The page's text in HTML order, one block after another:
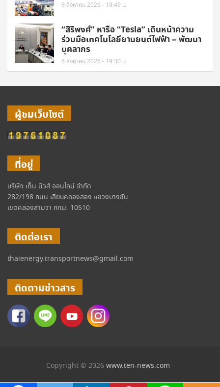
6 สิงหาคม 2026 - 19:49 น.
“สิริพงศ์” หารือ “Tesla” เดินหน้าความ
ร่วมมือเทคโนโลยียานยนต์ไฟฟ้า – พัฒนา
บุคลากร
6 สิงหาคม 2026 - 19:30 น.
ผู้ชมเว็บไซต์
ที่อยู่
บริษัท เท็น นิวส์ ออนไลน์ จำกัด
282/198 ถนน เลียบคลองสอง แขวงบางชัน
เขตคลองสามวา กทม. 10510
ติดต่อเรา
thaienergy.transportnews@gmail.com
ติดตามข่าวสาร
Copyright © 2026 www.ten-news.com